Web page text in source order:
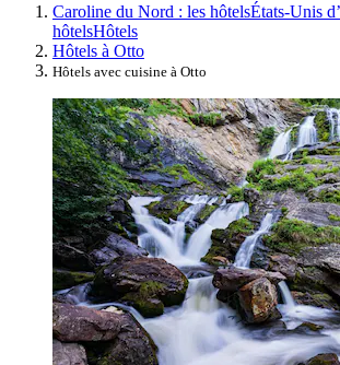
Caroline du Nord : les hôtelsÉtats-Unis
hôtelsHôtels
Hôtels à Otto
Hôtels avec cuisine à Otto